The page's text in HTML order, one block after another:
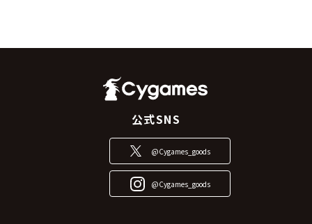
公式SNS
@Cygames_goods
@Cygames_goods